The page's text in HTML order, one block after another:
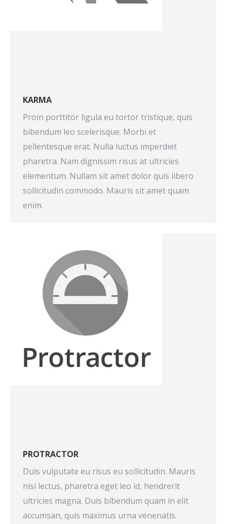
KARMA
Proin porttitor ligula eu tortor tristique, quis
bibendum leo scelerisque. Morbi et
pellentesque erat. Nulla luctus imperdiet
pharetra. Nam dignissim risus at ultricies
elementum. Nullam sit amet dolor quis libero
sollicitudin commodo. Mauris sit amet quam
enim.
PROTRACTOR
Duis vulputate eu risus eu sollicitudin. Mauris
nisi lectus, pharetra eget leo id, hendrerit
ultricies magna. Duis bibendum quam in elit
accumsan, quis maximus urna venenatis.